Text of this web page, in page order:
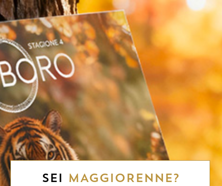
SEI MAGGIORENNE?